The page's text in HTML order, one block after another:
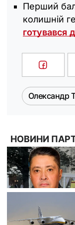
Перший
колишній
готувався
Олександр